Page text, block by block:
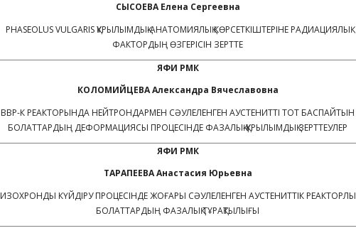
СЫСОЕВА Елена Сергеевна
PHASEOLUS VULGARIS ҚҰРЫЛЫМДЫҚ-АНАТОМИЯЛЫҚ КӨРСЕТКІШТЕРІНЕ РАДИАЦИЯЛЫҚ
ФАКТОРДЫҢ ӨЗГЕРІСІН ЗЕРТТЕ
ЯФИ РМК
КОЛОМИЙЦЕВА Александра Вячеславовна
ВВР-К РЕАКТОРЫНДА НЕЙТРОНДАРМЕН СӘУЛЕЛЕНГЕН АУСТЕНИТТІ ТОТ БАСПАЙТЫН
БОЛАТТАРДЫҢ ДЕФОРМАЦИЯСЫ ПРОЦЕСІНДЕ ФАЗАЛЫҚ-ҚҰРЫЛЫМДЫҚ ЗЕРТТЕУЛЕР
ЯФИ РМК
ТАРАПЕЕВА Анастасия Юрьевна
ИЗОХРОНДЫ КҮЙДІРУ ПРОЦЕСІНДЕ ЖОҒАРЫ СӘУЛЕЛЕНГЕН АУСТЕНИТТІК РЕАКТОРЛЫҚ
БОЛАТТАРДЫҢ ФАЗАЛЫҚ ТҰРАҚТЫЛЫҒЫ